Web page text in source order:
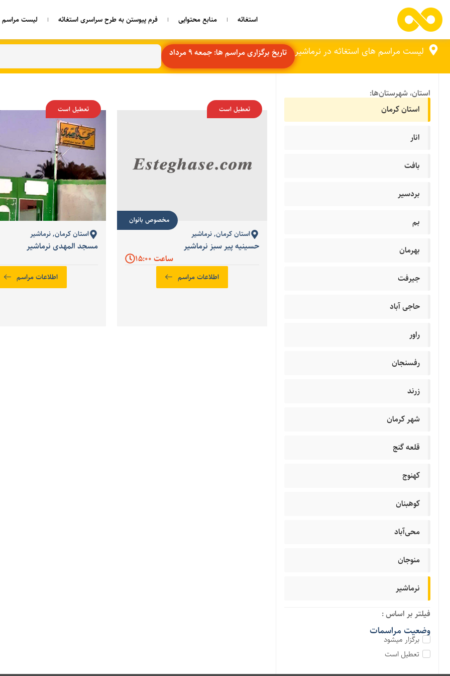
استغاثه منابع محتوایی فرم پیوستن به طرح سراسری استغاثه لیست مراسم
لیست مراسم های استغاثه در نرماشیر تاریخ برگزاری مراسم ها: جمعه 9 مرداد
استان، شهرستان‌ها:
استان کرمان
انار
بافت
بردسیر
بم
بهرمان
جیرفت
حاجی آباد
راور
رفسنجان
زرند
شهر کرمان
قلعه گنج
کهنوج
کوهبنان
محی‌آباد
منوجان
نرماشیر
فیلتر بر اساس :
وضعیت مراسمات
برگزار میشود
تعطیل است
تعطیل است
استان کرمان,نرماشیر
حسینیه پیر سبز نرماشیر
ساعت 15:00
اطلاعات مراسم
مخصوص بانوان
تعطیل است
استان کرمان,نرماشیر
مسجد المهدی نرماشیر
اطلاعات مراسم